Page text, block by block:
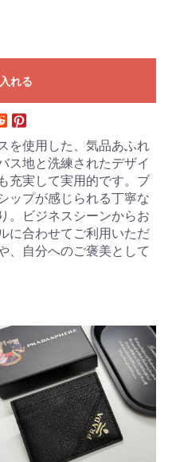
れる
を使用した、気品あふれ
ス地と洗練されたデザイ
充実して実用的です。ブ
ップが感じられる丁寧な
。ビジネスシーンからお
に合わせてご利用いただ
、自分へのご褒美として